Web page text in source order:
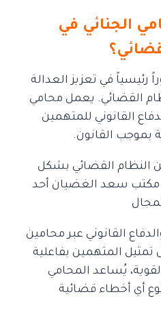
الجنائي في
رئيسياً في تعزيز العدالة
القضائي. يعمل محامي
القانوني للمتهمين
بموجب القانون.
النظام القضائي بشكل
مكتب سعد الغضيان أحد
القانوني عبر محامين
تمثيل المتهمين بفاعلية
يُساعد المحامي
أي أخطاء قضائية